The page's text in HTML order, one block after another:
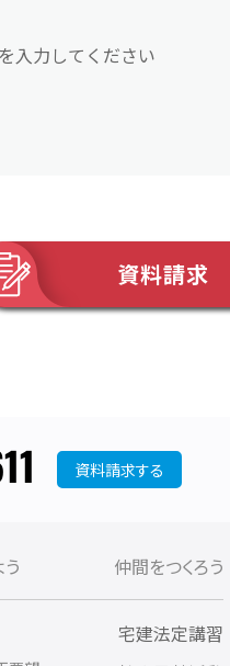
入力してください
資料請求
資料請求する
仲間をつくろう
宅建法定講習